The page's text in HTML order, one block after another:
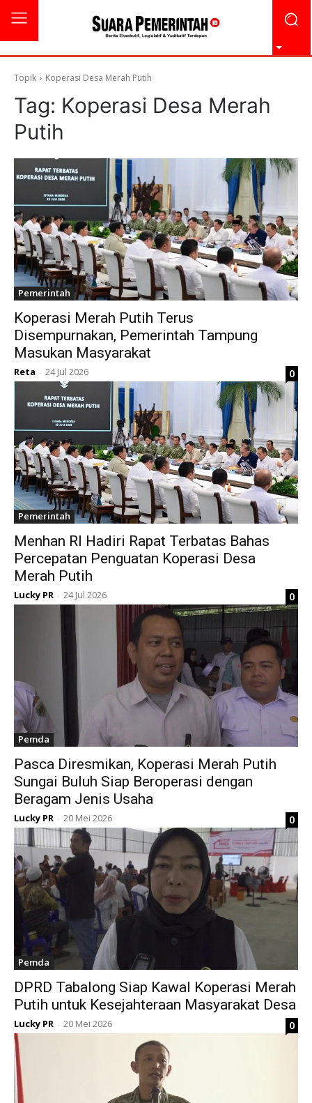
Topik Koperasi Desa Merah Putih
Tag: Koperasi Desa Merah
Putih
Pemerintah
Koperasi Merah Putih Terus
Disempurnakan, Pemerintah Tampung
Masukan Masyarakat
Reta - 24 Jul 2026 0
Pemerintah
Menhan RI Hadiri Rapat Terbatas Bahas
Percepatan Penguatan Koperasi Desa
Merah Putih
Lucky PR - 24 Jul 2026 0
Pemda
Pasca Diresmikan, Koperasi Merah Putih
Sungai Buluh Siap Beroperasi dengan
Beragam Jenis Usaha
Lucky PR - 20 Mei 2026 0
Pemda
DPRD Tabalong Siap Kawal Koperasi Merah
Putih untuk Kesejahteraan Masyarakat Desa
Lucky PR - 20 Mei 2026 0